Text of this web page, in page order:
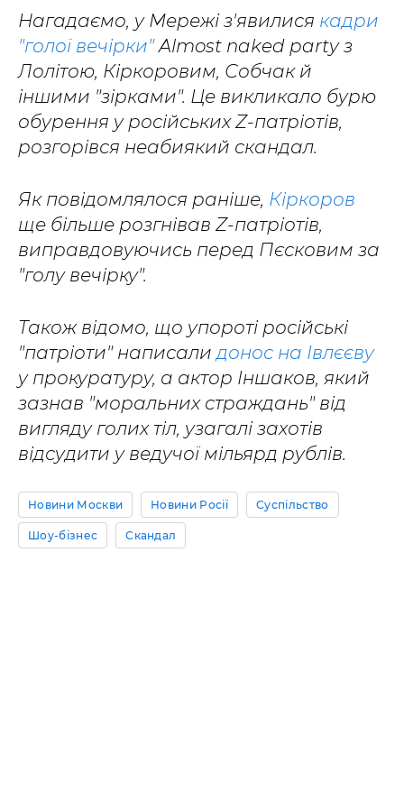
Нагадаємо, у Мережі з'явилися кадри
"голої вечірки"Almost naked party з
Лолітою, Кіркоровим, Собчак й
іншими "зірками". Це викликало бурю
обурення у російських Z-патріотів,
розгорівся неабиякий скандал.
Як повідомлялося раніше, Кіркоров
ще більше розгнівав Z-патріотів,
виправдовуючись перед Пєсковим за
"голу вечірку".
Також відомо, що упороті російські
"патріоти" написалидонос на Івлєєву
у прокуратуру, а актор Іншаков, який
зазнав "моральних страждань" від
вигляду голих тіл, узагалі захотів
відсудити у ведучої мільярд рублів.
Новини Москви Новини Росії Суспільство
Шоу-бізнес Скандал